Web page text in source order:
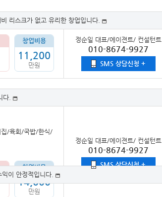
리스크가 없고 유리한 창업입니다.
창업비용
11,200
만원
정순일 대표/에이젼트/ 컨설턴트
010-8674-9927
SMS 상담신청 +
다.
/육회/국밥/한식/
창업비용
14,000
만원
정순일 대표/에이젼트/ 컨설턴트
010-8674-9927
SMS 상담신청 +
이 안정적입니다.